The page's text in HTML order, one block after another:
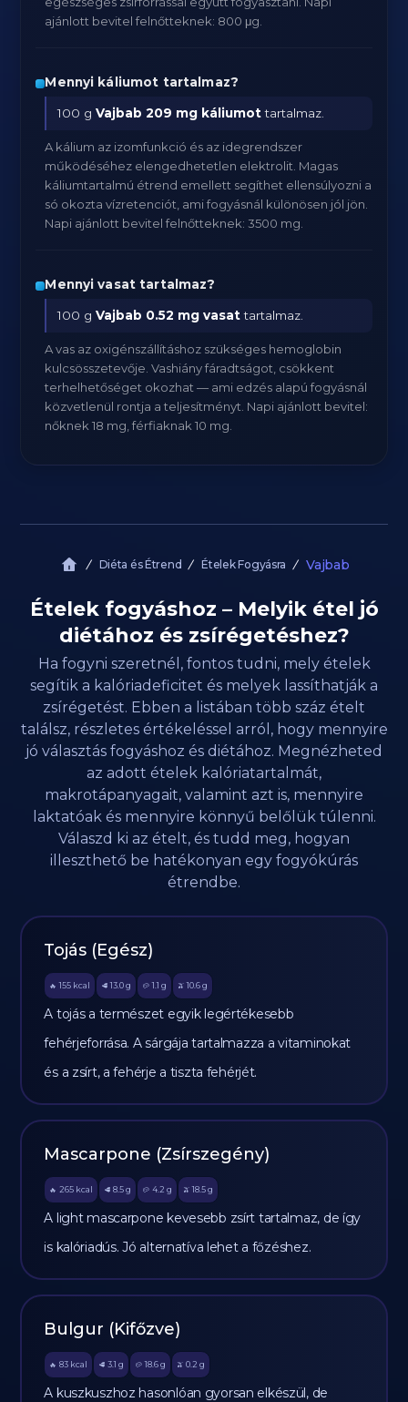
ajánlott bevitel felnőtteknek: 800 μg.
Mennyi káliumot tartalmaz?
100 gVajbab 209 mg káliumottartalmaz.
A kálium az izomfunkció és az idegrendszer
működéséhez elengedhetetlen elektrolit. Magas
káliumtartalmú étrend emellett segíthet ellensúlyozni a
só okozta vízretenciót, ami fogyásnál különösen jól jön.
Napi ajánlott bevitel felnőtteknek: 3500 mg.
Mennyi vasat tartalmaz?
100 gVajbab 0.52 mg vasattartalmaz.
A vas az oxigénszállításhoz szükséges hemoglobin
kulcsösszetevője. Vashiány fáradtságot, csökkent
terhelhetőséget okozhat — ami edzés alapú fogyásnál
közvetlenül rontja a teljesítményt. Napi ajánlott bevitel:
nőknek 18 mg, férfiaknak 10 mg.
Diéta és Étrend Ételek Fogyásra Vajbab
Ételek fogyáshoz – Melyik étel jó
diétához és zsírégetéshez?
Ha fogyni szeretnél, fontos tudni, mely ételek
segítik a kalóriadeficitet és melyek lassíthatják a
zsírégetést. Ebben a listában több száz ételt
találsz, részletes értékeléssel arról, hogy mennyire
jó választás fogyáshoz és diétához. Megnézheted
az adott ételek kalóriatartalmát,
makrotápanyagait, valamint azt is, mennyire
laktatóak és mennyire könnyű belőlük túlenni.
Válaszd ki az ételt, és tudd meg, hogyan
illeszthető be hatékonyan egy fogyókúrás
étrendbe.
Tojás (Egész)
🔥 155 kcal 🥩 13.0 g 🥔 1.1 g 🫒 10.6 g
A tojás a természet egyik legértékesebb
fehérjeforrása. A sárgája tartalmazza a vitaminokat
és a zsírt, a fehérje a tiszta fehérjét.
Mascarpone (Zsírszegény)
🔥 265 kcal 🥩 8.5 g 🥔 4.2 g 🫒 18.5 g
A light mascarpone kevesebb zsírt tartalmaz, de így
is kalóriadús. Jó alternatíva lehet a főzéshez.
Bulgur (Kifőzve)
🔥 83 kcal 🥩 3.1 g 🥔 18.6g 🫒 0.2 g
A kuszkuszhoz hasonlóan gyorsan elkészül, de